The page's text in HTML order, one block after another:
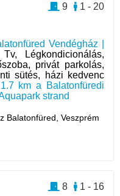
Vendégház |
Légkondicionálás,
privát parkolás,
sütés, házi kedvenc
km a Balatonfüredi
strand
Balatonfüred,Veszprém
1 - 20
9
1 - 16
8